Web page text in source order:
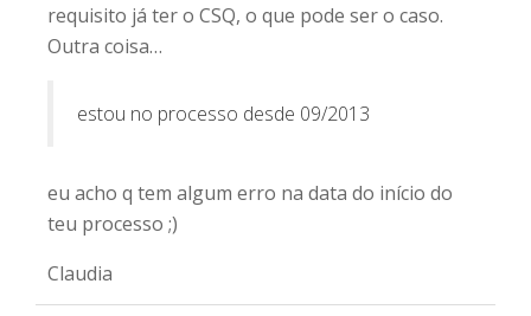
requisito já ter o CSQ, o que pode ser o caso.
Outra coisa…
estou no processo desde 09/2013
eu acho q tem algum erro na data do início do
teu processo ;)
Claudia